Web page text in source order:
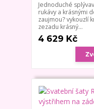
Jednoduché
rukávy a krásnými
zaujmou? vykouzlí
zezadu krásný...
4 629 Kč